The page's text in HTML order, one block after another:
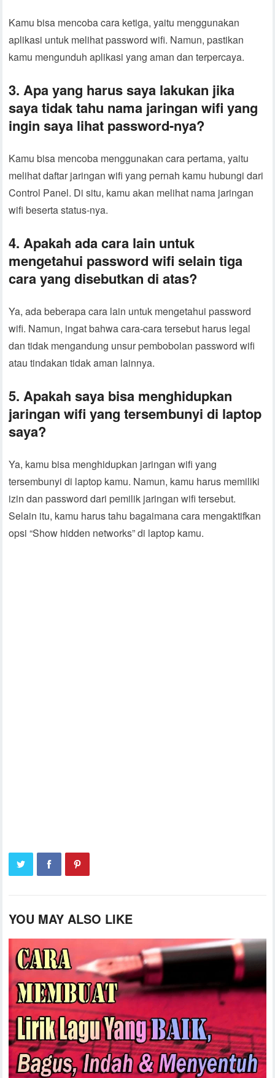
Kamu bisa mencoba cara ketiga, yaitu menggunakan
aplikasi untuk melihat password wifi. Namun, pastikan
kamu mengunduh aplikasi yang aman dan terpercaya.
3. Apa yang harus saya lakukan jika
saya tidak tahu nama jaringan wifi yang
ingin saya lihat password-nya?
Kamu bisa mencoba menggunakan cara pertama, yaitu
melihat daftar jaringan wifi yang pernah kamu hubungi dari
Control Panel. Di situ, kamu akan melihat nama jaringan
wifi beserta status-nya.
4. Apakah ada cara lain untuk
mengetahui password wifi selain tiga
cara yang disebutkan di atas?
Ya, ada beberapa cara lain untuk mengetahui password
wifi. Namun, ingat bahwa cara-cara tersebut harus legal
dan tidak mengandung unsur pembobolan password wifi
atau tindakan tidak aman lainnya.
5. Apakah saya bisa menghidupkan
jaringan wifi yang tersembunyi di laptop
saya?
Ya, kamu bisa menghidupkan jaringan wifi yang
tersembunyi di laptop kamu. Namun, kamu harus memiliki
izin dan password dari pemilik jaringan wifi tersebut.
Selain itu, kamu harus tahu bagaimana cara mengaktifkan
opsi “Show hidden networks” di laptop kamu.
YOU MAY ALSO LIKE